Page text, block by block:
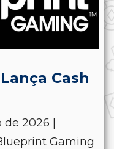
Cash
de 2026 |
Gaming